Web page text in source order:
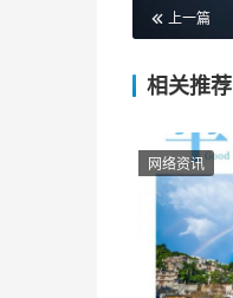
上一篇
相关推荐
网络资讯